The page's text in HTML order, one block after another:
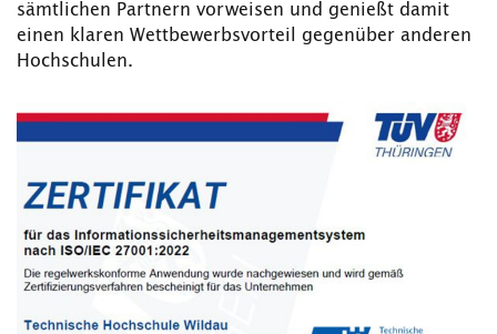
sämtlichen Partnern vorweisen und genießt damit
einen klaren Wettbewerbsvorteil gegenüber anderen
Hochschulen.